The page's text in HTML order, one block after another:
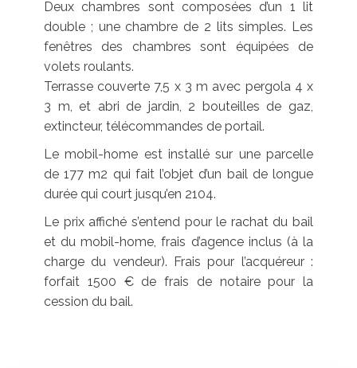
Deux chambres sont composées d’un 1 lit
double ; une chambre de 2 lits simples. Les
fenêtres des chambres sont équipées de
volets roulants.
Terrasse couverte 7,5 x 3 m avec pergola 4 x
3 m, et abri de jardin, 2 bouteilles de gaz,
extincteur, télécommandes de portail.
Le mobil-home est installé sur une parcelle
de 177 m2 qui fait l’objet d’un bail de longue
durée qui court jusqu’en 2104.
Le prix affiché s’entend pour le rachat du bail
et du mobil-home, frais d’agence inclus (à la
charge du vendeur). Frais pour l’acquéreur :
forfait 1500 € de frais de notaire pour la
cession du bail.